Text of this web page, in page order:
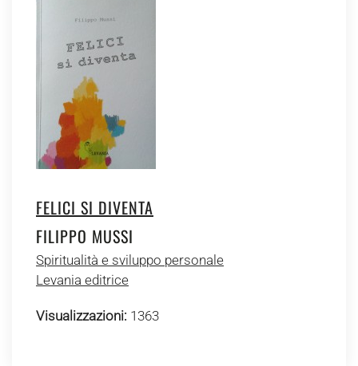
FELICI SI DIVENTA
FILIPPO MUSSI
Spiritualità e sviluppo personale
Levania editrice
Visualizzazioni: 1363